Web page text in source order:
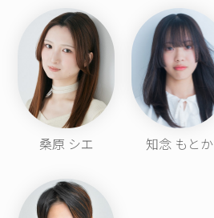
桑原 シエ 知念 もとか